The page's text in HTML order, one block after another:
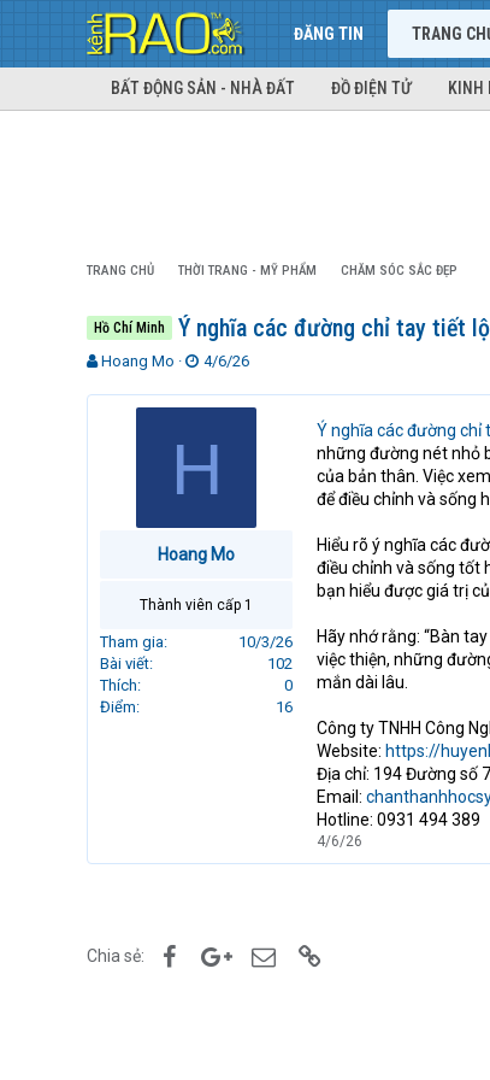
ĐĂNG TIN TRANG
BẤT ĐỘNG SẢN - NHÀ ĐẤT ĐỒ ĐIỆN TỬ KINH
TRANG CHỦ THỜI TRANG - MỸ PHẨM CHĂM SÓC SẮC ĐẸP
Hồ Chí Minh Ý nghĩa các đường chỉ tay tiết
T
Hoang Mo
N
à
g
ử
4/6/26
H
Hoang Mo
Thành viên cấp 1
Tham gia
10/3/26
Bài viết
102
Thích
0
Điểm
16
Ý nghĩa các đường chỉ
những đường nét nhỏ
của bản thân. Việc
để điều chỉnh và sống
Hiểu rõ ý nghĩa các
điều chỉnh và sống tốt
bạn hiểu được giá trị
Hãy nhớ rằng: “Bàn
việc thiện, những
mắn dài lâu.
Công ty TNHH Công
Website: https://
Địa chỉ: 194 Đường số
Email:
Hotline: 0931 494 389
4/6/26
Chia sẻ: FacebookGoogle+Email